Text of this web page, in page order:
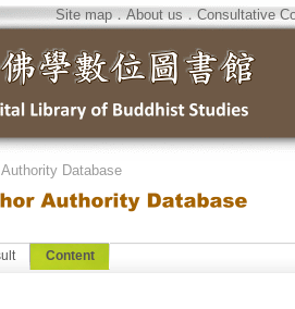
Site map．About us．Consultative
Database
Content